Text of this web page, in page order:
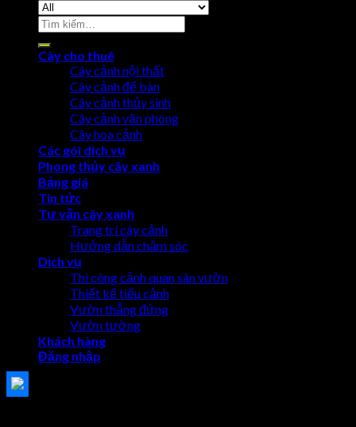
Cây cho thuê
Cây cảnh nội thất
Cây cảnh để bàn
Cây cảnh thủy sinh
Cây cảnh văn phòng
Cây hoa cảnh
Các gói dịch vụ
Phong thủy cây xanh
Bảng giá
Tin tức
Tư vấn cây xanh
Trang trí cây cảnh
Hướng dẫn chăm sóc
Dịch vụ
Thi công cảnh quan sân vườn
Thiết kế tiểu cảnh
Vườn thẳng đứng
Vườn tường
Khách hàng
Đăng nhập